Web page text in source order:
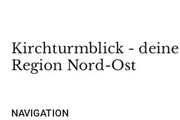
Kirchturmblick -
Region Nord-Ost
NAVIGATION